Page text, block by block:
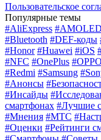
Пользовательское
Популярные темы
#AliExpress #AMOLED
#Bluetooth #DEF-коды
#Honor #Huawei #iOS
#NFC #OnePlus #OPPO
#Redmi #Samsung
#Анонсы
#Инсайды
смартфонах #Лучшие
#Мнения #МТС
#Оценки #Рейтинги